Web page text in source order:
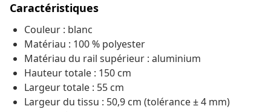
Caractéristiques
Couleur : blanc
Matériau : 100 % polyester
Matériau du rail supérieur : aluminium
Hauteur totale : 150 cm
Largeur totale : 55 cm
Largeur du tissu : 50,9 cm (tolérance ± 4 mm)